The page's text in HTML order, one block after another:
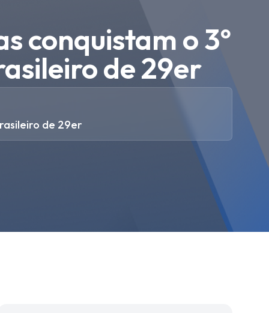
conquistam o 3º
de 29er
de 29er